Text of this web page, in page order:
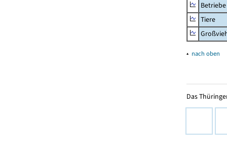
Betriebe
Tiere
▴ nach oben
Das